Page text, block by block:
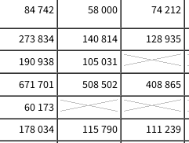
84 742 58 000 74 212
273 834 140 814 128 935
190 938
105 031
671 701 508 502 408 865
60 173
178 034 115 790 111 239